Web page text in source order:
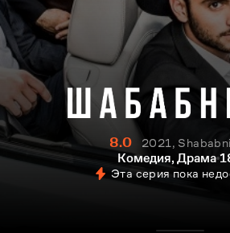
8.0
2021,
Комедия, Драма
Эта серия пока